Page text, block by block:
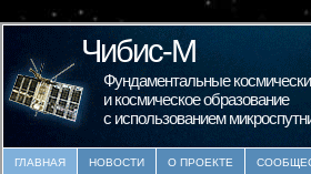
Чибис-М
Фундаментальные
и космическое образование
с использованием
ГЛАВНАЯ НОВОСТИ О ПРОЕКТЕ